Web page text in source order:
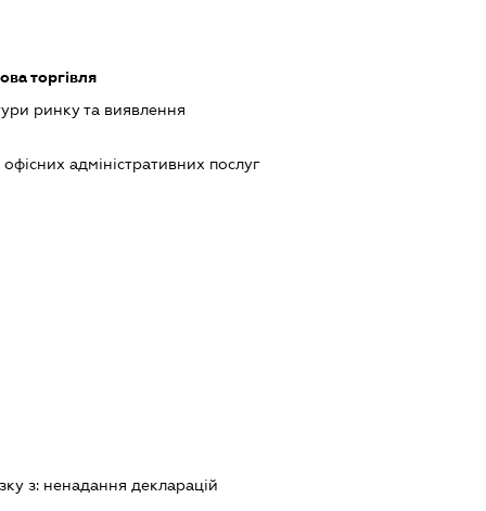
торгівля
ринку та виявлення
адміністративних послуг
з: ненадання декларацiй